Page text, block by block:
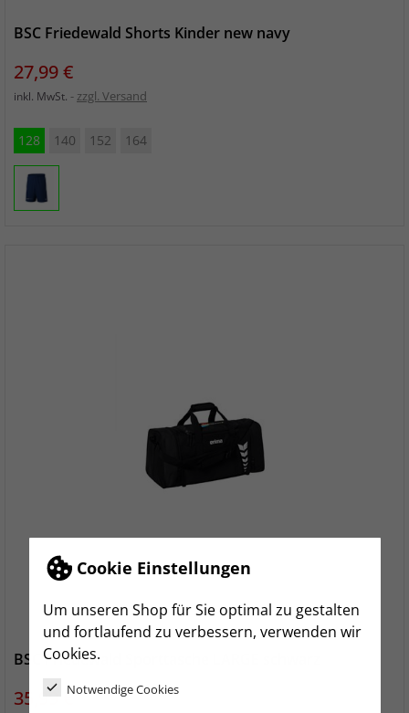
Cookie Einstellungen
Um unseren Shop für Sie optimal zu gestalten
und fortlaufend zu verbessern, verwenden wir
Cookies.
Notwendige Cookies
BSC Friedewald Shorts Kinder new navy
Preis
27,99 €
inkl. MwSt. zzgl. Versand
128 140 152 164
BSC Friedewald Sporttasche LARGE schwarz
Preis
35,99 €